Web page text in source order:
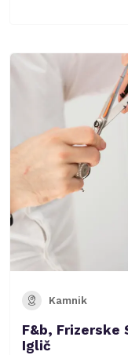
Kamnik
F&b, Frizerske
Iglič